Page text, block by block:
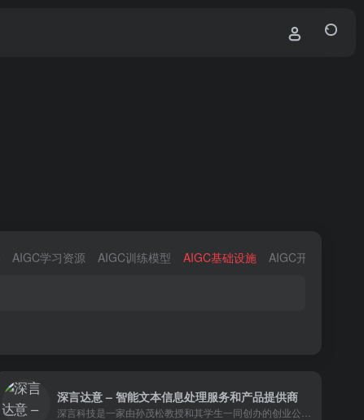
AIGC学习资源 AIGC训练模型 AIGC基础设施 AIGC开发平台
深言达意 – 智能文本信息处理服务和产品提供商